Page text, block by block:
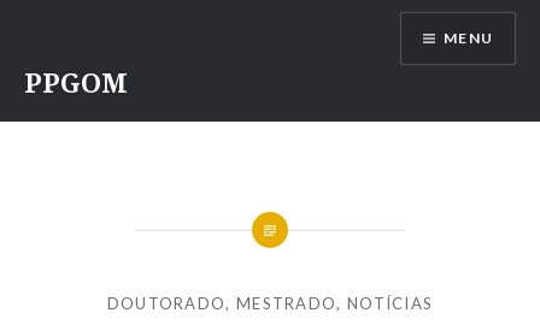
conteúdo
PPGOM
MENU
DOUTORADO, MESTRADO, NOTÍCIAS